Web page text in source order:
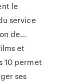
le
service
de...
et
10 permet
ses